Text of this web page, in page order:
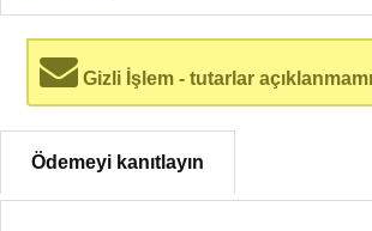
Gizli İşlem - tutarlar
Ödemeyi kanıtlayın